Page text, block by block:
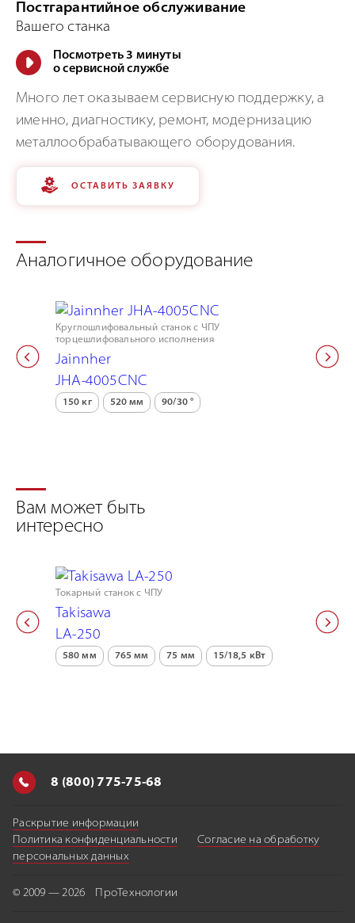
Постгарантийное обслуживание
Вашего станка
Посмотреть 3 минуты
о сервисной службе
Много лет оказываем сервисную поддержку, а
именно, диагностику, ремонт, модернизацию
металлообрабатывающего оборудования.
ОСТАВИТЬ ЗАЯВКУ
Аналогичное оборудование
Круглошлифовальный станок с ЧПУ
торцешлифовального исполнения
Jainnher
JHA-4005CNC
150 кг 520 мм 90/30 °
Jainnher
Вам может быть
интересно
Токарный станок с ЧПУ
Takisawa
LA-250
580 мм 765 мм 75 мм 15/18,5 кВт
ProTech
8 (800) 775-75-68
© 2009 — 2026 ПроТехнологии
Раскрытие информации
Политика конфиденциальности
Согласие на обработку
персональных данных